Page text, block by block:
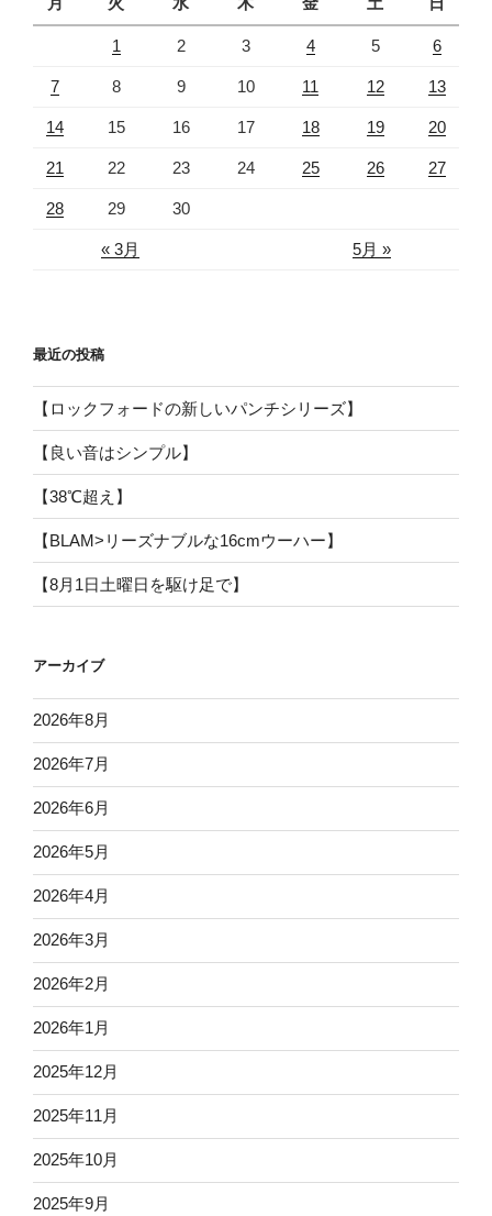
« 3月 5月 »
1 2 3 4 5 6
7 8 9 10 11 12 13
14 15 16 17 18 19 20
21 22 23 24 25 26 27
28 29 30
最近の投稿
【ロックフォードの新しいパンチシリーズ】
【良い音はシンプル】
【38℃超え】
【BLAM>リーズナブルな16cmウーハー】
【8月1日土曜日を駆け足で】
アーカイブ
2026年8月
2026年7月
2026年6月
2026年5月
2026年4月
2026年3月
2026年2月
2026年1月
2025年12月
2025年11月
2025年10月
2025年9月